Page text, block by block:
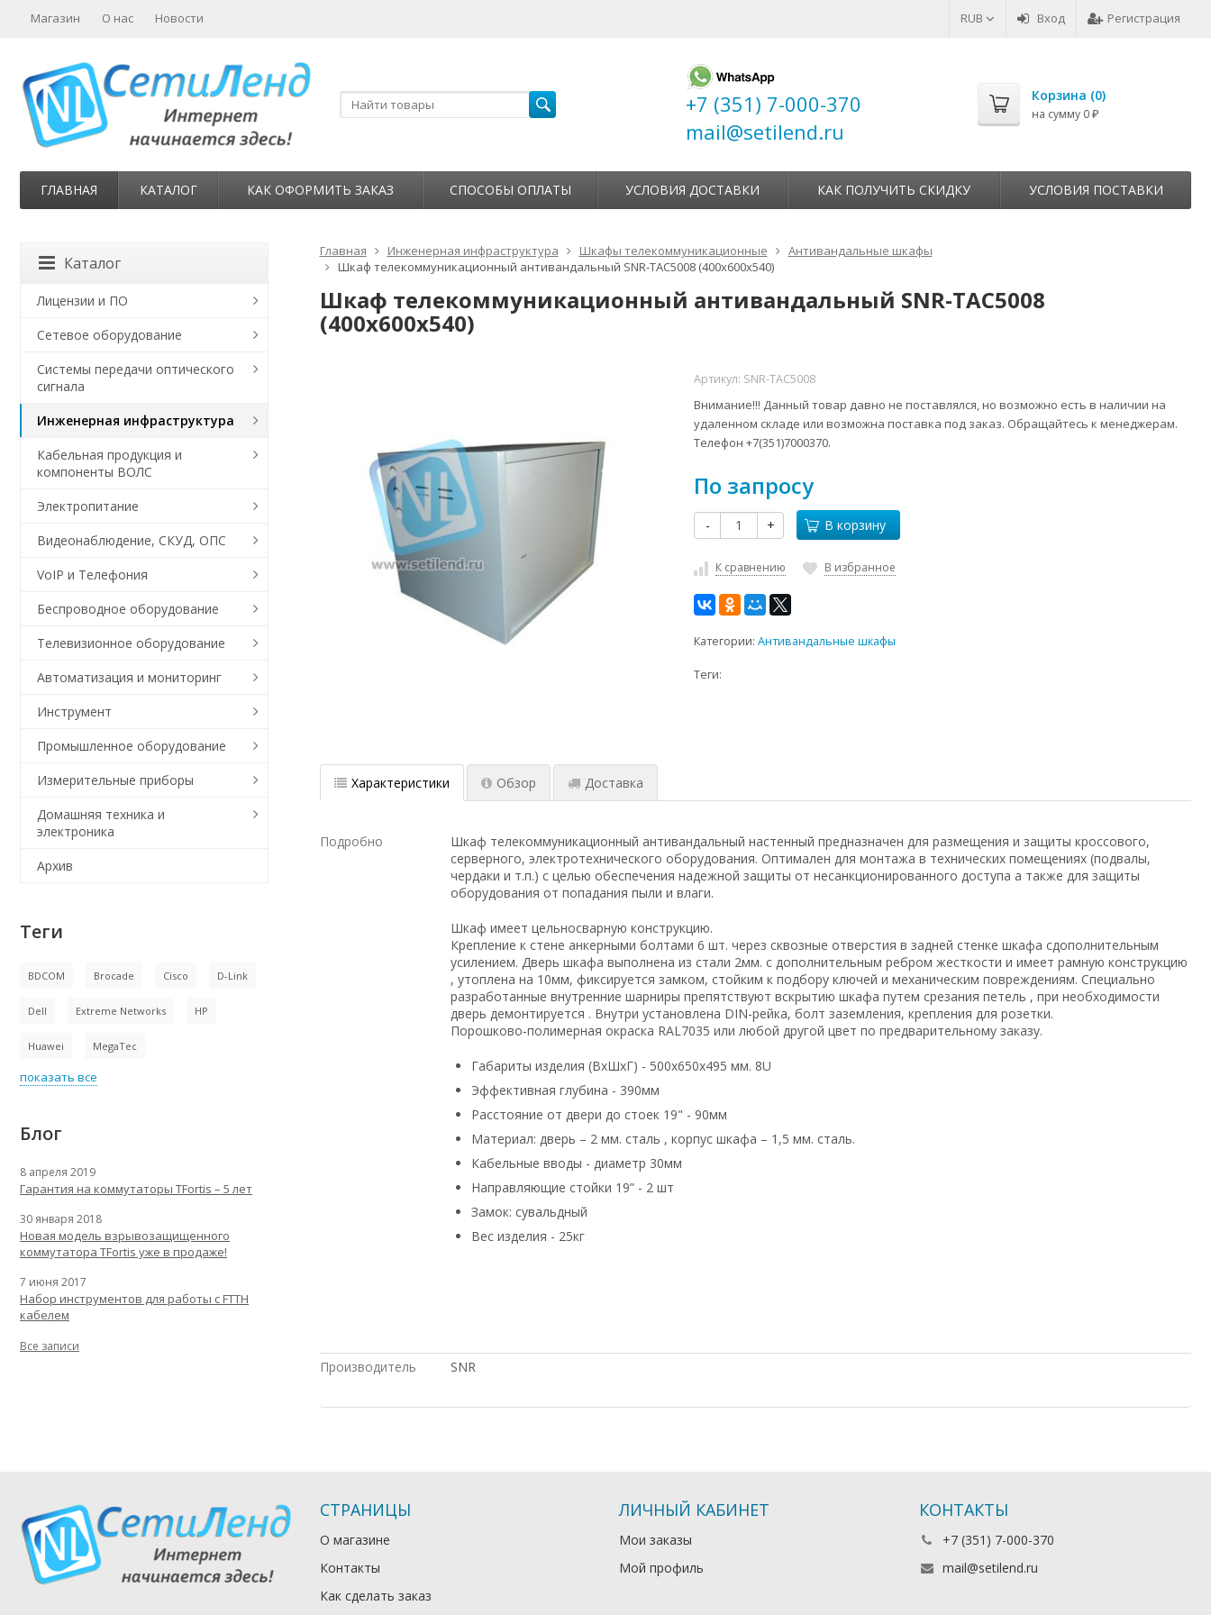
RUB Вход Регистрация
Магазин О нас Новости
+7 (351) 7-000-370
mail@setilend.ru
Корзина (0)
на сумму 0 ₽
ГЛАВНАЯ КАТАЛОГ КАК ОФОРМИТЬ ЗАКАЗ СПОСОБЫ ОПЛАТЫ УСЛОВИЯ ДОСТАВКИ КАК ПОЛУЧИТЬ СКИДКУ УСЛОВИЯ ПОСТАВКИ
Главная Инженерная инфраструктура Шкафы телекоммуникационные
Антивандальные шкафы
Шкаф телекоммуникационный антивандальный SNR-TAC5008 (400х600х540)
Шкаф телекоммуникационный антивандальный SNR-TAC5008
(400х600х540)
Артикул: SNR-TAC5008
Внимание!!! Данный товар давно не поставлялся, но возможно есть в наличии на
удаленном складе или возможна поставка под заказ. Обращайтесь к менеджерам.
Телефон +7(351)7000370.
По запросу
- + В корзину
К сравнению В избранное
Категории:Антивандальные шкафы
Теги:
Характеристики Обзор Доставка
Подробно
Шкаф телекоммуникационный антивандальный настенный предназначен для размещения и защиты кроссового,
серверного, электротехнического оборудования. Оптимален для монтажа в технических помещениях (подвалы,
чердаки и т.п.) с целью обеспечения надежной защиты от несанкционированного доступа а также для защиты
оборудования от попадания пыли и влаги.
Шкаф имеет цельносварную конструкцию.
Крепление к стене анкерными болтами 6 шт. через сквозные отверстия в задней стенке шкафа cдополнительным
усилением. Дверь шкафа выполнена из стали 2мм. с дополнительным ребром жесткости и имеет рамную конструкцию
, утоплена на 10мм, фиксируется замком, стойким к подбору ключей и механическим повреждениям. Специально
разработанные внутренние шарниры препятствуют вскрытию шкафа путем срезания петель , при необходимости
дверь демонтируется . Внутри установлена DIN-рейка, болт заземления, крепления для розетки.
Порошково-полимерная окраска RAL7035 или любой другой цвет по предварительному заказу.
Габариты изделия (ВхШхГ) - 500х650х495 мм. 8U
Эффективная глубина - 390мм
Расстояние от двери до стоек 19" - 90мм
Материал: дверь – 2 мм. сталь , корпус шкафа – 1,5 мм. сталь.
Кабельные вводы - диаметр 30мм
Направляющие стойки 19” - 2 шт
Замок: сувальдный
Вес изделия - 25кг
Производитель
SNR
Каталог
Лицензии и ПО
Сетевое оборудование
Системы передачи оптического
сигнала
Инженерная инфраструктура
Кабельная продукция и
компоненты ВОЛС
Электропитание
Видеонаблюдение, СКУД, ОПС
VoIP и Телефония
Беспроводное оборудование
Телевизионное оборудование
Автоматизация и мониторинг
Инструмент
Промышленное оборудование
Измерительные приборы
Домашняя техника и
электроника
Архив
Теги
BDCOM Brocade Cisco D-Link
Dell Extreme Networks HP
Huawei MegaTec
показать все
Блог
8 апреля 2019
Гарантия на коммутаторы TFortis – 5 лет
30 января 2018
Новая модель взрывозащищенного
коммутатора TFortis уже в продаже!
7 июня 2017
Набор инструментов для работы с FTTH
кабелем
Все записи
СТРАНИЦЫ
О магазине
Контакты
Как сделать заказ
ЛИЧНЫЙ КАБИНЕТ
Мои заказы
Мой профиль
КОНТАКТЫ
+7 (351) 7-000-370
mail@setilend.ru